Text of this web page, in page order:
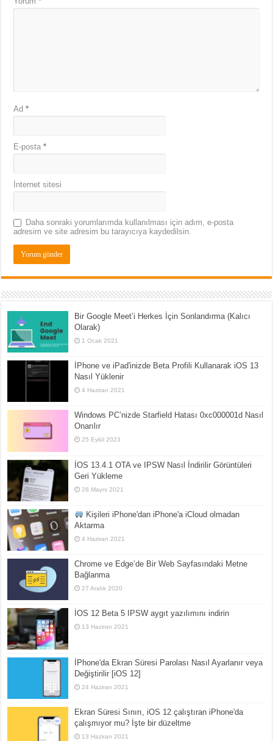
Ad*
E-posta*
İnternet sitesi
Daha sonraki yorumlarımda kullanılması için adım, e-posta
adresim ve site adresim bu tarayıcıya kaydedilsin.
Bir Google Meet’i Herkes İçin Sonlandırma (Kalıcı
Olarak)
1 Ocak 2021
İPhone ve iPad'inizde Beta Profili Kullanarak iOS 13
Nasıl Yüklenir
4 Haziran 2021
Windows PC’nizde Starfield Hatası 0xc000001d Nasıl
Onarılır
25 Eylül 2023
İOS 13.4.1 OTA ve IPSW Nasıl İndirilir Görüntüleri
Geri Yükleme
28 Mayıs 2021
Kişileri iPhone'dan iPhone'a iCloud olmadan
Aktarma
4 Haziran 2021
Chrome ve Edge’de Bir Web Sayfasındaki Metne
Bağlanma
27 Aralık 2020
İOS 12 Beta 5 IPSW aygıt yazılımını indirin
13 Haziran 2021
İPhone'da Ekran Süresi Parolası Nasıl Ayarlanır veya
Değiştirilir [iOS 12]
24 Haziran 2021
Ekran Süresi Sınırı, iOS 12 çalıştıran iPhone'da
çalışmıyor mu? İşte bir düzeltme
13 Haziran 2021